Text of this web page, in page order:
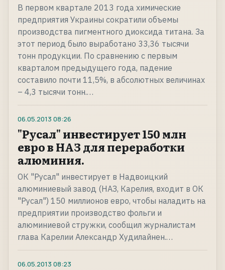
В первом квартале 2013 года химические
предприятия Украины сократили объемы
производства пигментного диоксида титана. За
этот период было выработано 33,36 тысячи
тонн продукции. По сравнению с первым
кварталом предыдущего года, падение
составило почти 11,5%, в абсолютных величинах
– 4,3 тысячи тонн.…
06.05.2013 08:26
"Русал" инвестирует 150 млн
евро в НАЗ для переработки
алюминия.
ОК "Русал" инвестирует в Надвоицкий
алюминиевый завод (НАЗ, Карелия, входит в ОК
"Русал") 150 миллионов евро, чтобы наладить на
предприятии производство фольги и
алюминиевой стружки, сообщил журналистам
глава Карелии Александр Худилайнен.…
06.05.2013 08:23